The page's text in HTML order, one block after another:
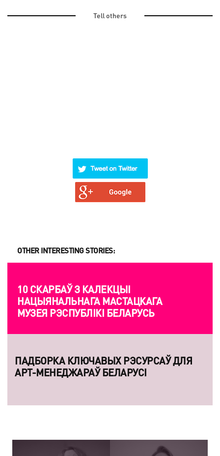
Tell others
OTHER INTERESTING STORIES:
10 СКАРБАЎ З КАЛЕКЦЫІ
НАЦЫЯНАЛЬНАГА МАСТАЦКАГА
МУЗЕЯ РЭСПУБЛІКІ БЕЛАРУСЬ
ПАДБОРКА КЛЮЧАВЫХ РЭСУРСАЎ ДЛЯ
АРТ-МЕНЕДЖАРАЎ БЕЛАРУСІ